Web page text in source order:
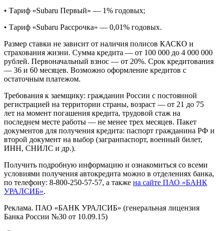
• Тариф «Subaru Первый» — 1% годовых;
• Тариф «Subaru Рассрочка» — 0,01% годовых.
Размер ставки не зависит от наличия полисов КАСКО и
страхования жизни. Сумма кредита — от 100 000 до 4 000 000
рублей. Первоначальный взнос — от 20%. Срок кредитования
— 36 и 60 месяцев. Возможно оформление кредитов с
остаточным платежом.
Требования к заемщику: гражданин России с постоянной
регистрацией на территории страны, возраст — от 21 до 75
лет на момент погашения кредита, трудовой стаж на
последнем месте работы — не менее трех месяцев. Пакет
документов для получения кредита: паспорт гражданина РФ и
второй документ на выбор (загранпаспорт, военный билет,
ИНН, СНИЛС и др.).
Получить подробную информацию и ознакомиться со всеми
условиями получения автокредита можно в отделениях банка,
по телефону: 8-800-250-57-57, а также на сайте ПАО «БАНК
УРАЛСИБ».
Реклама. ПАО «БАНК УРАЛСИБ» (генеральная лицензия
Банка России №30 от 10.09.15)